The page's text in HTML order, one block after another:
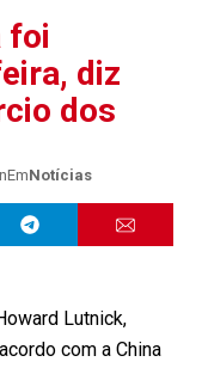
foi
diz
dos
EmNotícias
Lutnick,
com a China